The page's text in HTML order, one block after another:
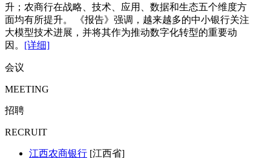
升；农商行在战略、技术、应用、数据和生态五个维度方
面均有所提升。 《报告》强调，越来越多的中小银行关注
大模型技术进展，并将其作为推动数字化转型的重要动
因。 [详细]
会议
MEETING
招聘
RECRUIT
江西农商银行 [江西省]